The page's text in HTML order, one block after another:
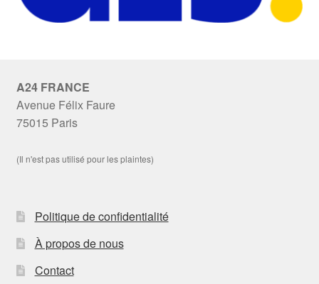
A24 FRANCE
Avenue Félix Faure
75015 Paris
(Il n'est pas utilisé pour les plaintes)
Politique de confidentialité
À propos de nous
Contact